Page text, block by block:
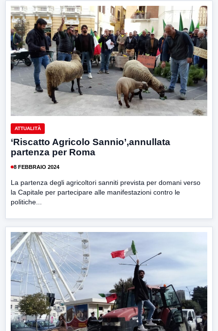
ATTUALITÀ
‘Riscatto Agricolo Sannio’,annullata
partenza per Roma
8 FEBBRAIO 2024
La partenza degli agricoltori sanniti prevista per domani verso
la Capitale per partecipare alle manifestazioni contro le
politiche...